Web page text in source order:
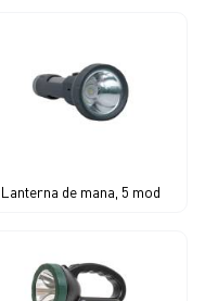
Lanterna de mana, 5 mod